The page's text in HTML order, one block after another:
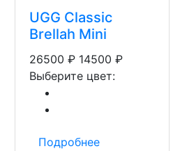
UGG Classic
Brellah Mini
26500 ₽ 14500 ₽
Выберите цвет:
Подробнее